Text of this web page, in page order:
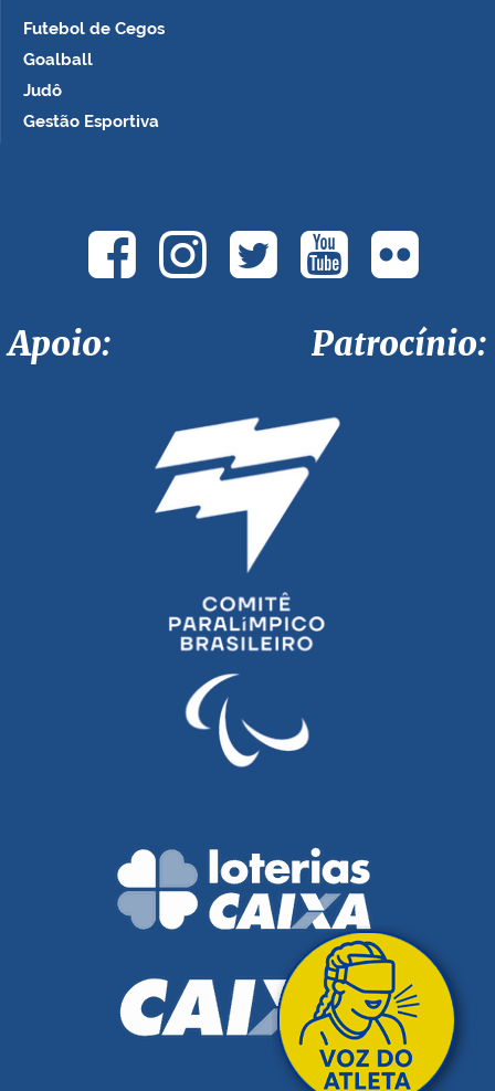
Futebol de Cegos
Goalball
Judô
Gestão Esportiva
Apoio: Patrocínio: